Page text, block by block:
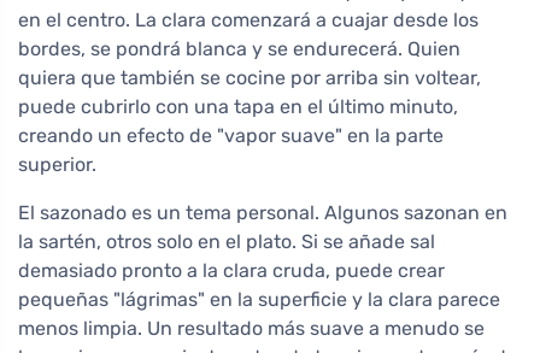
en el centro. La clara comenzará a cuajar desde los
bordes, se pondrá blanca y se endurecerá. Quien
quiera que también se cocine por arriba sin voltear,
puede cubrirlo con una tapa en el último minuto,
creando un efecto de "vapor suave" en la parte
superior.
El sazonado es un tema personal. Algunos sazonan en
la sartén, otros solo en el plato. Si se añade sal
demasiado pronto a la clara cruda, puede crear
pequeñas "lágrimas" en la superficie y la clara parece
menos limpia. Un resultado más suave a menudo se